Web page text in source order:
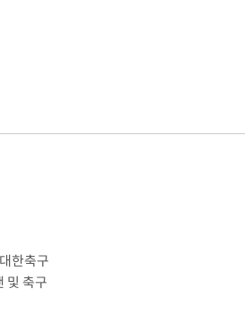
한축구
및 축구
표했